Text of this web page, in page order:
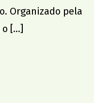
Organizado pela
o […]